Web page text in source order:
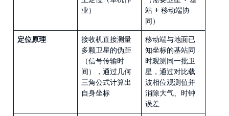
业）
站 + 移动端协
同）
定位原理
接收机直接测量
多颗卫星的伪距
（信号传输时
间），通过几何
三角公式计算出
自身坐标
移动端与地面已
知坐标的基站同
时观测同一批卫
星，通过对比载
波相位观测值并
消除大气、时钟
误差